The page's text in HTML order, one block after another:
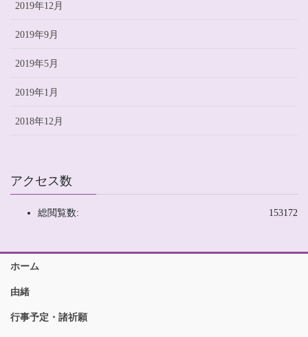
2019年12月
2019年9月
2019年5月
2019年1月
2018年12月
アクセス数
153172
総閲覧数:
ホーム
由緒
行事予定・諸祈願